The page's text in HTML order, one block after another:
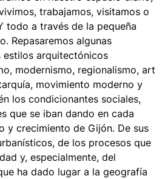
trabajamos, visitamos o
todo a través de la pequeña
Repasaremos algunas
arquitectónicos
modernismo, regionalismo, art
movimiento moderno y
los condicionantes sociales,
que se iban dando en cada
y crecimiento de Gijón. De sus
de los procesos que
y, especialmente, del
ha dado lugar a la geografía